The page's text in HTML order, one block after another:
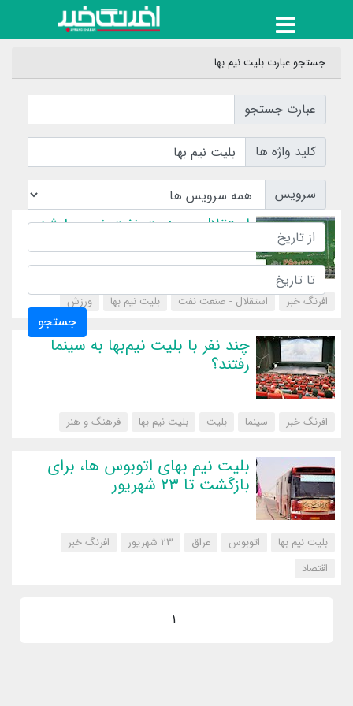
جستجو عبارت بلیت نیم بها
عبارت جستجو
جستجو
کلید واژه ها
سرویس
استقلال - صنعت نفت نیم بها شد
افرنگ خبر استقلال - صنعت نفت بلیت نیم بها ‌ورزش
چند نفر با بلیت نیم‌بها به سینما
رفتند؟
افرنگ خبر سینما بلیت بلیت نیم بها ‌فرهنگ و هنر
بلیت نیم بهای اتوبوس ها، برای
بازگشت تا ۲۳ شهریور
بلیت نیم بها اتوبوس عراق ۲۳ شهریور
افرنگ خبر
‌اقتصاد
1